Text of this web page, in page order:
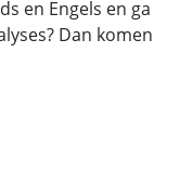
en Engels en ga
Dan komen